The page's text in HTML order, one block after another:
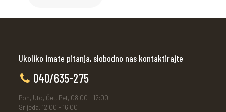
Ukoliko imate pitanja, slobodno nas kontaktirajte
040/635-275
Pon, Uto, Čet, Pet, 08:00 - 12:00
Srijeda, 12:00 - 16:00